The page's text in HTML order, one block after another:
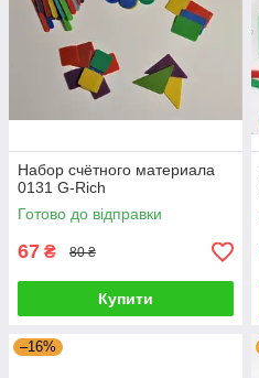
Набор счётного материала
0131 G-Rich
Готово до відправки
67 ₴ 80 ₴
Купити
–16%